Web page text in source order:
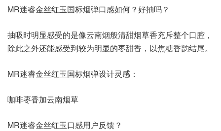
MR迷睿金丝红玉国标烟弹口感如何？好抽吗？
抽吸时明显感受的是像云南烟般清甜烟草香充斥整个口腔，
除此之外还能感受到较为明显的枣甜香，以焦糖香韵结尾。
MR迷睿金丝红玉国标烟弹设计灵感：
咖啡枣香加云南烟草
MR迷睿金丝红玉口感用户反馈？